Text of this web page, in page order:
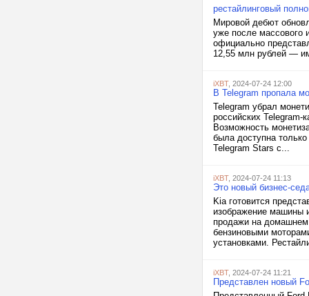
рестайлинговый
Мировой дебют
уже после массового
официально
12,55 млн рублей —
iXBT, 2024-07-24 12:00
В Telegram пропала
Telegram убрал
российских Telegram-
Возможность
была доступна
Telegram Stars с...
iXBT, 2024-07-24 11:13
Это новый бизнес-
Kia готовится
изображение машины
продажи на домашнем
бензиновыми
установками.
iXBT, 2024-07-24 11:21
Представлен новый